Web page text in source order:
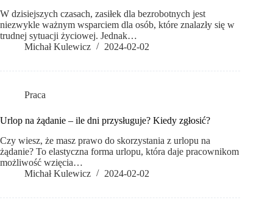
W dzisiejszych czasach, zasiłek dla bezrobotnych jest
niezwykle ważnym wsparciem dla osób, które znalazły się w
trudnej sytuacji życiowej. Jednak…
Michał Kulewicz
2024-02-02
Praca
Urlop na żądanie – ile dni przysługuje? Kiedy zgłosić?
Czy wiesz, że masz prawo do skorzystania z urlopu na
żądanie? To elastyczna forma urlopu, która daje pracownikom
możliwość wzięcia…
Michał Kulewicz
2024-02-02